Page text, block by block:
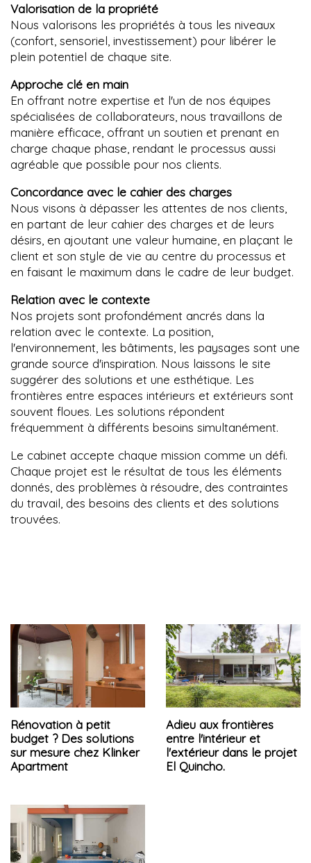
Valorisation de la propriété
Nous valorisons les propriétés à tous les niveaux
(confort, sensoriel, investissement) pour libérer le
plein potentiel de chaque site.
Approche clé en main
En offrant notre expertise et l'un de nos équipes
spécialisées de collaborateurs, nous travaillons de
manière efficace, offrant un soutien et prenant en
charge chaque phase, rendant le processus aussi
agréable que possible pour nos clients.
Concordance avec le cahier des charges
Nous visons à dépasser les attentes de nos clients,
en partant de leur cahier des charges et de leurs
désirs, en ajoutant une valeur humaine, en plaçant le
client et son style de vie au centre du processus et
en faisant le maximum dans le cadre de leur budget.
Relation avec le contexte
Nos projets sont profondément ancrés dans la
relation avec le contexte. La position,
l'environnement, les bâtiments, les paysages sont une
grande source d'inspiration. Nous laissons le site
suggérer des solutions et une esthétique. Les
frontières entre espaces intérieurs et extérieurs sont
souvent floues. Les solutions répondent
fréquemment à différents besoins simultanément.
Le cabinet accepte chaque mission comme un défi.
Chaque projet est le résultat de tous les éléments
donnés, des problèmes à résoudre, des contraintes
du travail, des besoins des clients et des solutions
trouvées.
Rénovation à petit
budget ? Des solutions
sur mesure chez Klinker
Apartment
Adieu aux frontières
entre l'intérieur et
l'extérieur dans le projet
El Quincho.